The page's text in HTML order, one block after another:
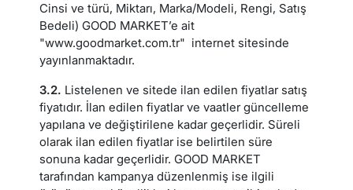
Cinsi ve türü, Miktarı, Marka/Modeli, Rengi, Satış
Bedeli) GOOD MARKET’e ait
"www.goodmarket.com.tr" internet sitesinde
yayınlanmaktadır.
3.2. Listelenen ve sitede ilan edilen fiyatlar satış
fiyatıdır. İlan edilen fiyatlar ve vaatler güncelleme
yapılana ve değiştirilene kadar geçerlidir. Süreli
olarak ilan edilen fiyatlar ise belirtilen süre
sonuna kadar geçerlidir. GOOD MARKET
tarafından kampanya düzenlenmiş ise ilgili